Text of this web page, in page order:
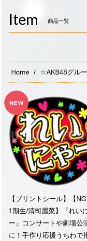
Item 商品一覧
Home ☆AKB48グル
【プリントシール】【
1期生/清司麗菜】『れい
ー』コンサートや劇場公
に！手作り応援うちわで